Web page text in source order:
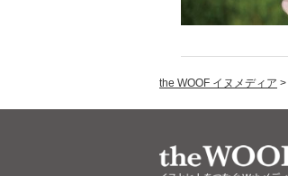
the WOOF イヌメディア >